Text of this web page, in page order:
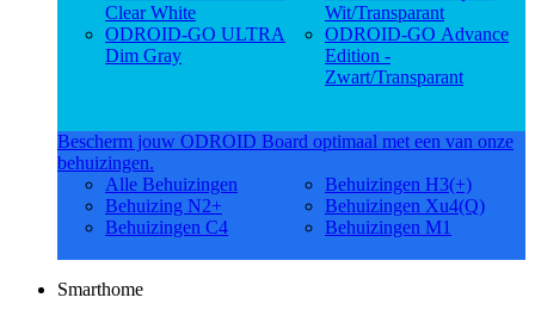
Clear White
ODROID-GO ULTRA
Dim Gray
Wit/Transparant
ODROID-GO Advance
Edition -
Zwart/Transparant
Bescherm jouw ODROID Board optimaal met een van onze
behuizingen.
Alle Behuizingen
Behuizing N2+
Behuizingen C4
Behuizingen H3(+)
Behuizingen Xu4(Q)
Behuizingen M1
Smarthome